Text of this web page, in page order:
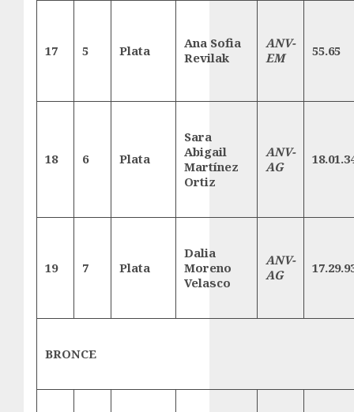
17 5 Plata
Ana Sofia
Revilak
ANV-
EM
55.65
18 6 Plata
Sara
Abigail
Martínez
Ortiz
ANV-
AG
19 7 Plata
Dalia
Moreno
Velasco
ANV-
AG
BRONCE